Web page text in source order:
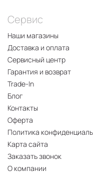
Сервис
Наши магазины
Доставка и оплата
Сервисный центр
Гарантия и возврат
Trade-In
Блог
Контакты
Оферта
Политика
Карта сайта
Заказать звонок
О компании